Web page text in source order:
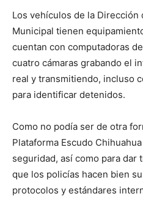
Los vehículos de la Dirección
Municipal tienen
cuentan con computadoras
cuatro cámaras grabando el
real y transmitiendo, incluso
para identificar detenidos.
Como no podía ser de otra
Plataforma Escudo
seguridad, así como para dar
que los policías hacen bien
protocolos y estándares